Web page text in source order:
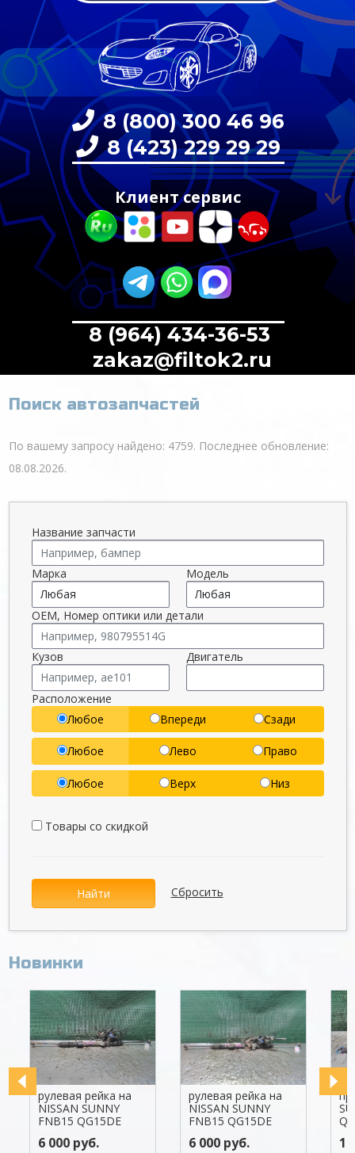
8 (800) 300 46 96
8 (423) 229 29 29
Клиент сервис
8 (964) 434-36-53
zakaz@filtok2.ru
Поиск автозапчастей
По вашему запросу найдено: 4759. Последнее обновление:
08.08.2026.
Название запчасти
Марка Модель
OEM, Номер оптики или детали
Кузов Двигатель
Расположение
Любое
Впереди Сзади
Любое Лево Право
Любое Верх Низ
Товары со скидкой
Найти Сбросить
Новинки
рулевая рейка на
NISSAN SUNNY
FNB15 QG15DE
6 000 руб.
рулевая рейка на
NISSAN SUNNY
FNB15 QG15DE
6 000 руб. 1